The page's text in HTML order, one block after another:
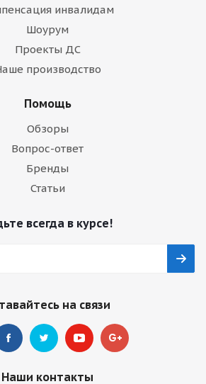
инвалидам
Шоурум
Проекты ДС
производство
Помощь
Обзоры
Вопрос-ответ
Бренды
Статьи
всегда в курсе!
на связи
Наши контакты